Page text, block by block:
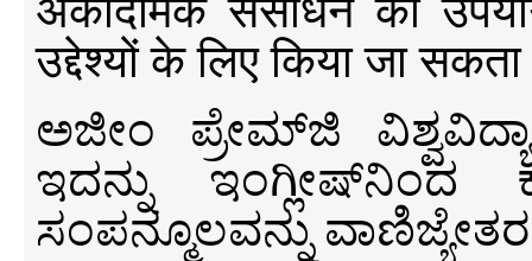
उद्देश्यों के लिए किया जा
ಅಜೀಂ ಪ್ರೇಮ್‍ಜಿ
ಇದನ್ನು ಇಂಗ್ಲೀಷ್‍ನಿಂದ
ಸಂಪನ್ಮೂಲವನ್ನು